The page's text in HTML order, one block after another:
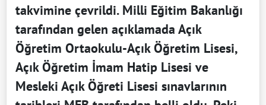
takvimine çevrildi. Milli Eğitim Bakanlığı
tarafından gelen açıklamada Açık
Öğretim Ortaokulu-Açık Öğretim Lisesi,
Açık Öğretim İmam Hatip Lisesi ve
Mesleki Açık Öğreti Lisesi sınavlarının